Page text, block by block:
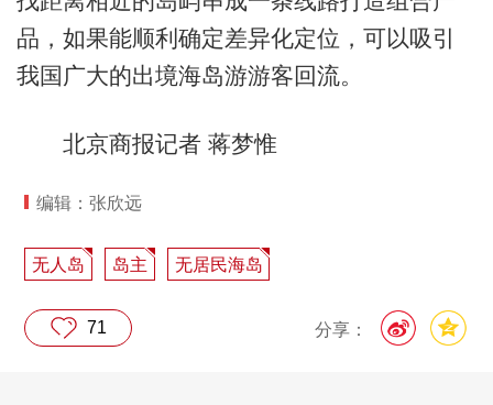
品，如果能顺利确定差异化定位，可以吸引
我国广大的出境海岛游游客回流。
北京商报记者 蒋梦惟
编辑：张欣远
无人岛 岛主 无居民海岛
分享：
71